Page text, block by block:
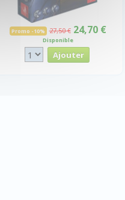
Promo -10% 27,50 € 24,70 €
Disponible